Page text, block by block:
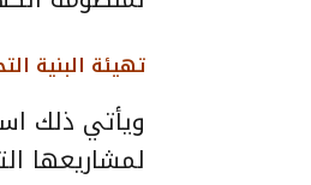
تهيئة البنية
ويأتي ذلك
لمشاريعها